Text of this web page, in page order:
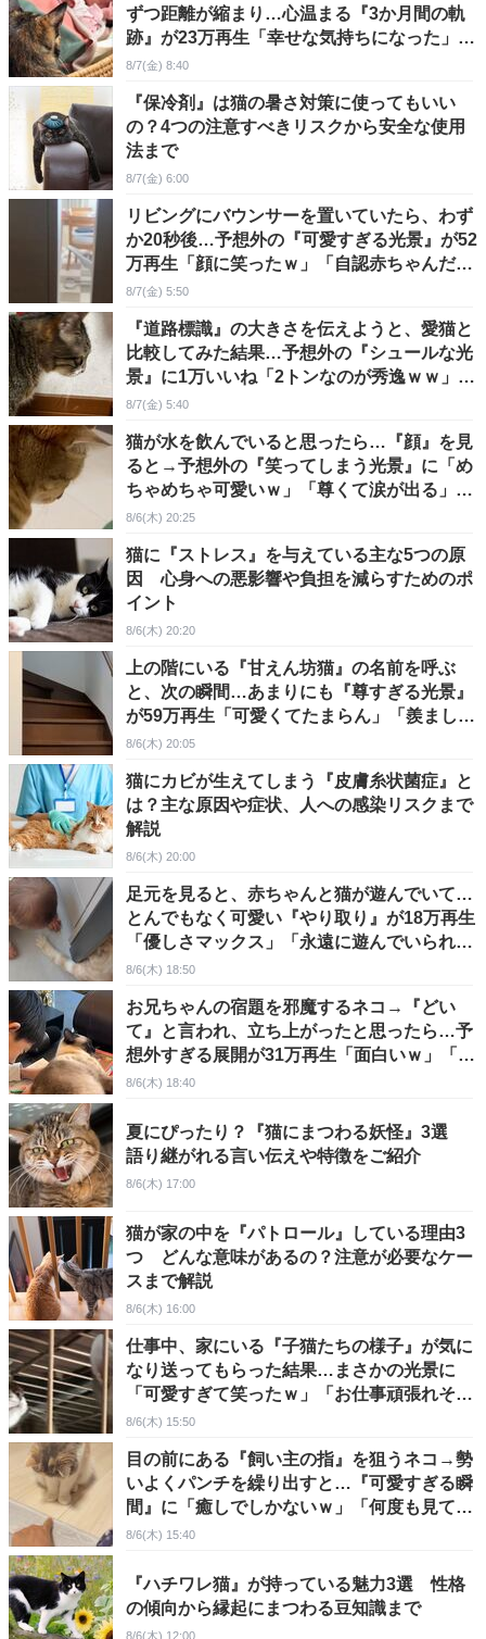
ずつ距離が縮まり…心温まる『3か月間の軌
跡』が23万再生「幸せな気持ちになった」
「とても素敵」
8/7(金) 8:40
『保冷剤』は猫の暑さ対策に使ってもいい
の？4つの注意すべきリスクから安全な使用
法まで
8/7(金) 6:00
リビングにバウンサーを置いていたら、わず
か20秒後…予想外の『可愛すぎる光景』が52
万再生「顔に笑ったｗ」「自認赤ちゃんだよ
ね」
8/7(金) 5:50
『道路標識』の大きさを伝えようと、愛猫と
比較してみた結果…予想外の『シュールな光
景』に1万いいね「2トンなのが秀逸ｗｗ」と
爆笑の声
8/7(金) 5:40
猫が水を飲んでいると思ったら…『顔』を見
ると→予想外の『笑ってしまう光景』に「め
ちゃめちゃ可愛いｗ」「尊くて涙が出る」と
反響
8/6(木) 20:25
猫に『ストレス』を与えている主な5つの原
因 心身への悪影響や負担を減らすためのポ
イント
8/6(木) 20:20
上の階にいる『甘えん坊猫』の名前を呼ぶ
と、次の瞬間…あまりにも『尊すぎる光景』
が59万再生「可愛くてたまらん」「羨ましい
限り」
8/6(木) 20:05
猫にカビが生えてしまう『皮膚糸状菌症』と
は？主な原因や症状、人への感染リスクまで
解説
8/6(木) 20:00
足元を見ると、赤ちゃんと猫が遊んでいて…
とんでもなく可愛い『やり取り』が18万再生
「優しさマックス」「永遠に遊んでいられる
ねｗ」
8/6(木) 18:50
お兄ちゃんの宿題を邪魔するネコ→『どい
て』と言われ、立ち上がったと思ったら…予
想外すぎる展開が31万再生「面白いｗ」「邪
魔の仕方ｗ」
8/6(木) 18:40
夏にぴったり？『猫にまつわる妖怪』3選
語り継がれる言い伝えや特徴をご紹介
8/6(木) 17:00
猫が家の中を『パトロール』している理由3
つ どんな意味があるの？注意が必要なケー
スまで解説
8/6(木) 16:00
仕事中、家にいる『子猫たちの様子』が気に
なり送ってもらった結果…まさかの光景に
「可愛すぎて笑ったｗ」「お仕事頑張れそう
だねｗ」の声
8/6(木) 15:50
目の前にある『飼い主の指』を狙うネコ→勢
いよくパンチを繰り出すと…『可愛すぎる瞬
間』に「癒しでしかないｗ」「何度も見てし
まった」の声
8/6(木) 15:40
『ハチワレ猫』が持っている魅力3選 性格
の傾向から縁起にまつわる豆知識まで
8/6(木) 12:00